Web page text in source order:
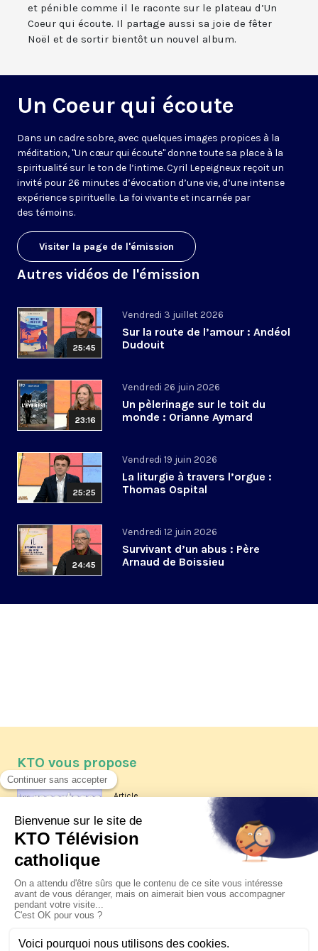
et pénible comme il le raconte sur le plateau d’Un
Coeur qui écoute. Il partage aussi sa joie de fêter
Noël et de sortir bientôt un nouvel album.
Un Coeur qui écoute
Dans un cadre sobre, avec quelques images propices à la
méditation, "Un cœur qui écoute" donne toute sa place à la
spiritualité sur le ton de l’intime. Cyril Lepeigneux reçoit un
invité pour 26 minutes d’évocation d’une vie, d’une intense
expérience spirituelle. La foi vivante et incarnée par
des témoins.
Visiter la page de l'émission
Autres vidéos de l'émission
25:45
Vendredi 3 juillet 2026
Sur la route de l’amour : Andéol
Dudouit
23:16
Vendredi 26 juin 2026
Un pèlerinage sur le toit du
monde : Orianne Aymard
25:25
Vendredi 19 juin 2026
La liturgie à travers l’orgue :
Thomas Ospital
24:45
Vendredi 12 juin 2026
Survivant d’un abus : Père
Arnaud de Boissieu
KTO vous propose
Article
Les reportages d'été 2026 de KTO
La visite pastorale du pape Léon
XIV à Assise à suivre sur KTO le
jeudi 6 août
Le pape en Uruguay, Argentine et